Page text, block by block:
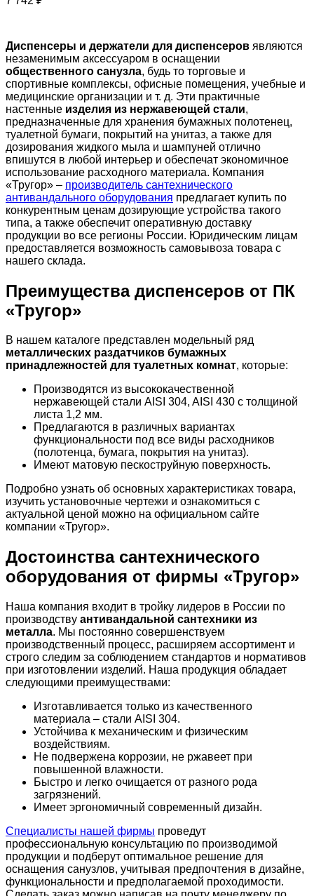
Диспенсеры и держатели для диспенсеров являются
незаменимым аксессуаром в оснащении
общественного санузла, будь то торговые и
спортивные комплексы, офисные помещения, учебные и
медицинские организации и т. д. Эти практичные
настенные изделия из нержавеющей стали,
предназначенные для хранения бумажных полотенец,
туалетной бумаги, покрытий на унитаз, а также для
дозирования жидкого мыла и шампуней отлично
впишутся в любой интерьер и обеспечат экономичное
использование расходного материала. Компания
«Тругор» – производитель сантехнического
антивандального оборудования предлагает купить по
конкурентным ценам дозирующие устройства такого
типа, а также обеспечит оперативную доставку
продукции во все регионы России. Юридическим лицам
предоставляется возможность самовывоза товара с
нашего склада.
Преимущества диспенсеров от ПК
«Тругор»
В нашем каталоге представлен модельный ряд
металлических раздатчиков бумажных
принадлежностей для туалетных комнат, которые:
Производятся из высококачественной
нержавеющей стали AISI 304, AISI 430 с толщиной
листа 1,2 мм.
Предлагаются в различных вариантах
функциональности под все виды расходников
(полотенца, бумага, покрытия на унитаз).
Имеют матовую пескоструйную поверхность.
Подробно узнать об основных характеристиках товара,
изучить установочные чертежи и ознакомиться с
актуальной ценой можно на официальном сайте
компании «Тругор».
Достоинства сантехнического
оборудования от фирмы «Тругор»
Наша компания входит в тройку лидеров в России по
производству антивандальной сантехники из
металла. Мы постоянно совершенствуем
производственный процесс, расширяем ассортимент и
строго следим за соблюдением стандартов и нормативов
при изготовлении изделий. Наша продукция обладает
следующими преимуществами:
Изготавливается только из качественного
материала – стали AISI 304.
Устойчива к механическим и физическим
воздействиям.
Не подвержена коррозии, не ржавеет при
повышенной влажности.
Быстро и легко очищается от разного рода
загрязнений.
Имеет эргономичный современный дизайн.
Специалисты нашей фирмы проведут
профессиональную консультацию по производимой
продукции и подберут оптимальное решение для
оснащения санузлов, учитывая предпочтения в дизайне,
функциональности и предполагаемой проходимости.